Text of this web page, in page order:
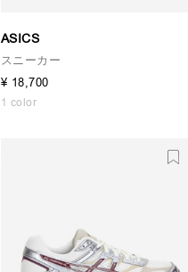
ASICS
スニーカー
¥ 18,700
1 color